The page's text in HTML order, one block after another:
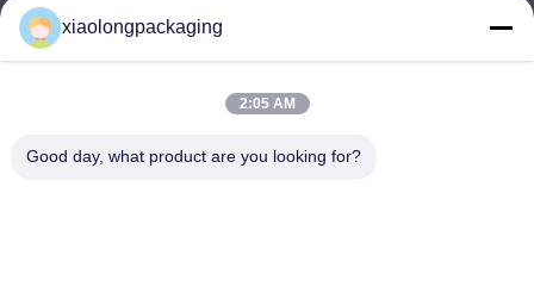
Tina@xiaolongpackaging.com
0086-15322891631
xiaolongpackaging
2:05 AM
Good day, what product are you looking for?